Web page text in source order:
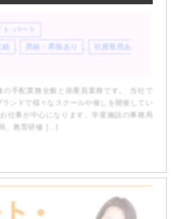
ト･パート
昇給・昇格あり
社員登用あ
の手配業務全般と添乗員業務です。 当社で
ランドで様々なスクールや催しを開催してい
仕事が中心になります。学童施設の事務局
、教育研修 […]